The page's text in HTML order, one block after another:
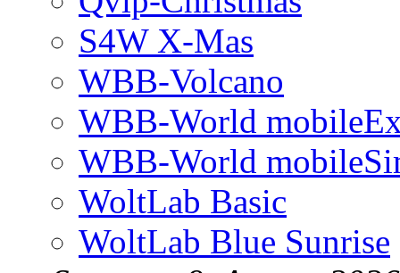
S4W X-Mas
WBB-Volcano
WBB-World
WBB-World
WoltLab Basic
WoltLab Blue Sunrise